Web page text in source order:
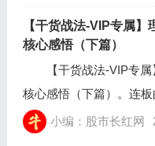
【干货战法-VIP专属
核心感悟（下篇）
【干货战法-VIP专
核心感悟（下篇）。连
板股的一些技巧，因为低
小编：股市长红网